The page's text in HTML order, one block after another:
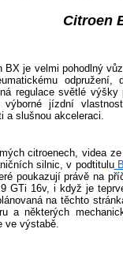
Citroen
BX je velmi pohodlný
regulace světlé
výborné jízdní
a slušnou akceleraci.
citroenech, videa
silnic, v podtitulu
poukazují právě na
GTi 16v, i když je
na těchto
a některých
ve výstabě.